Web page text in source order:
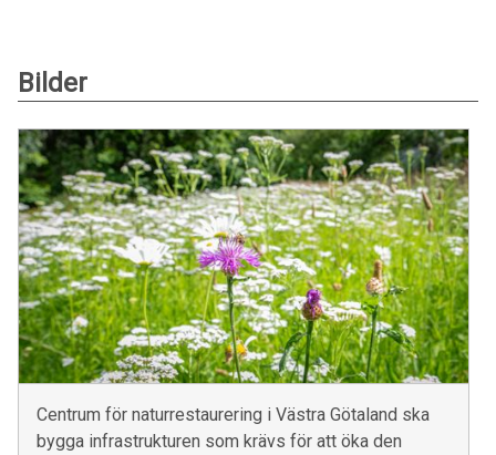
Bilder
Centrum för naturrestaurering i Västra Götaland ska
bygga infrastrukturen som krävs för att öka den